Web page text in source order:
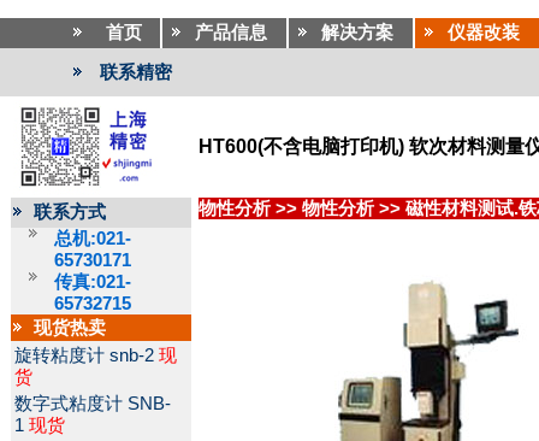
首页 产品信息 解决方案 仪器改装
联系精密
HT600(不含电脑打印机) 软次材料测量
联系方式
总机:021-
65730171
传真:021-
65732715
现货热卖
旋转粘度计 snb-2 现
货
数字式粘度计 SNB-
1 现货
物性分析 >> 物性分析 >> 磁性材料测试.